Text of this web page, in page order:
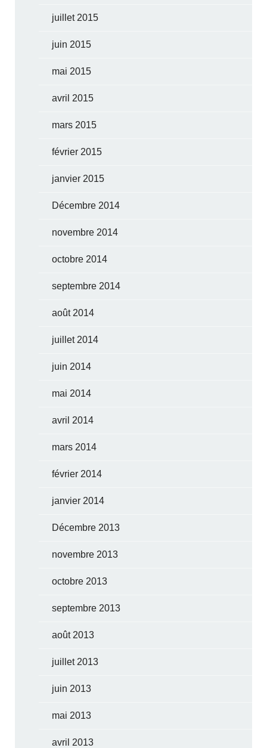
juillet 2015
juin 2015
mai 2015
avril 2015
mars 2015
février 2015
janvier 2015
Décembre 2014
novembre 2014
octobre 2014
septembre 2014
août 2014
juillet 2014
juin 2014
mai 2014
avril 2014
mars 2014
février 2014
janvier 2014
Décembre 2013
novembre 2013
octobre 2013
septembre 2013
août 2013
juillet 2013
juin 2013
mai 2013
avril 2013